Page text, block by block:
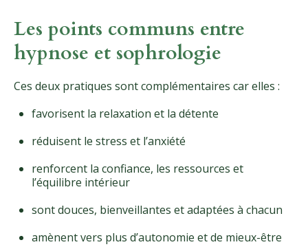
Les points communs entre
hypnose et sophrologie
Ces deux pratiques sont complémentaires car elles :
favorisent la relaxation et la détente
réduisent le stress et l’anxiété
renforcent la confiance, les ressources et
l’équilibre intérieur
sont douces, bienveillantes et adaptées à chacun
amènent vers plus d’autonomie et de mieux-être